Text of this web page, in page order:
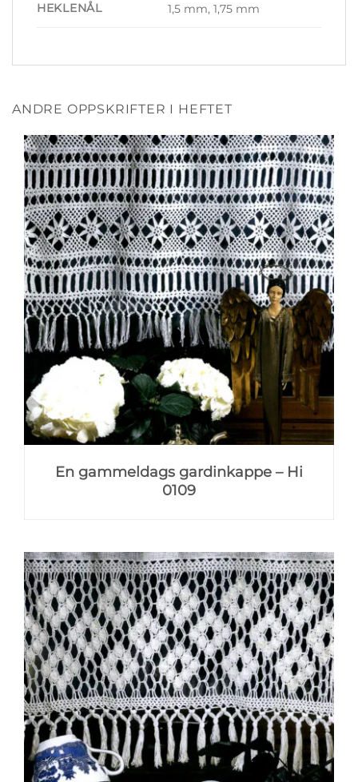
HEKLENÅL 1,5 mm, 1,75 mm
ANDRE OPPSKRIFTER I HEFTET
En gammeldags gardinkappe – Hi
0109